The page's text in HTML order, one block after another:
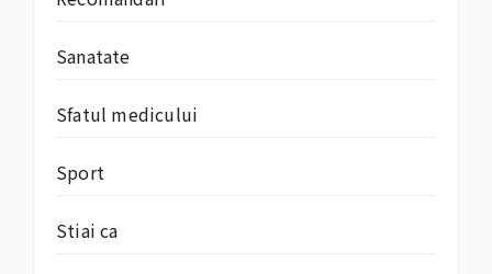
Sanatate
Sfatul medicului
Sport
Stiai ca